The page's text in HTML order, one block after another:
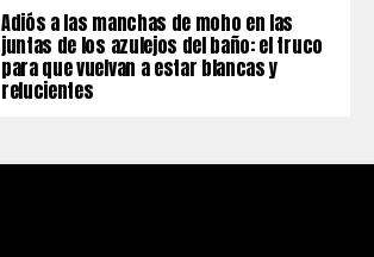
Adiós a las manchas de moho en las
juntas de los azulejos del baño: el truco
para que vuelvan a estar blancas y
relucientes